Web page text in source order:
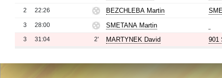
2 22:26 BEZCHLEBA Martin
3 28:00 SMETANA Martin
3 31:04 2' MARTYNEK David 901